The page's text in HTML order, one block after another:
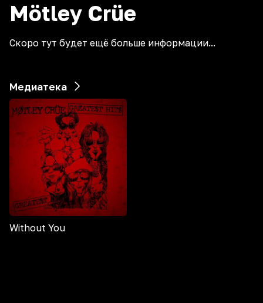
Mötley Crüe
Скоро тут будет ещё больше информации...
Медиатека
Without You